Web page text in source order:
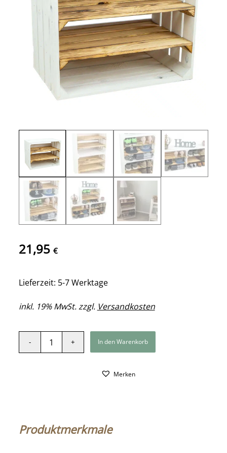
21,95 €
Lieferzeit: 5-7 Werktage
inkl. 19% MwSt. zzgl. Versandkosten
In den Warenkorb
Merken
Produktmerkmale